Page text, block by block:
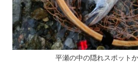
平瀬の中の隠れスポット